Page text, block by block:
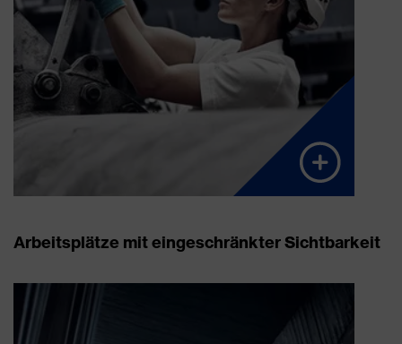
Arbeitsplätze mit eingeschränkter Sichtbarkeit
Straßenreinigung, Winterdienst und